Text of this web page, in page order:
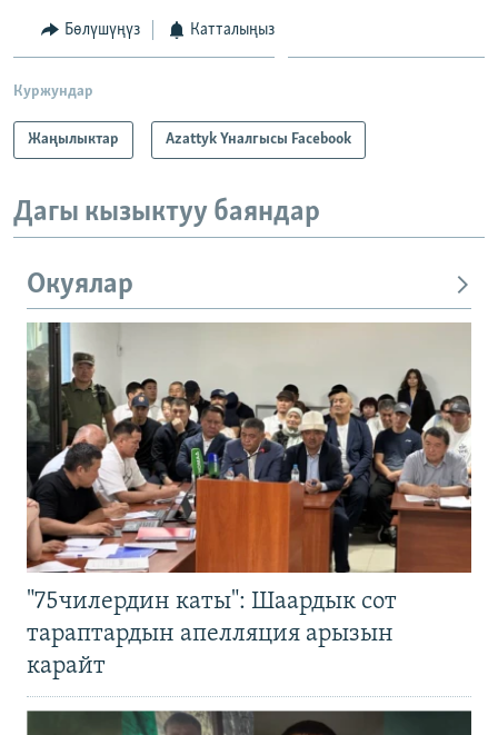
Бөлүшүңүз Катталыңыз
Куржундар
Жаңылыктар Azattyk Үналгысы Facebook
Дагы кызыктуу баяндар
Окуялар
"75чилердин каты": Шаардык сот
тараптардын апелляция арызын
карайт